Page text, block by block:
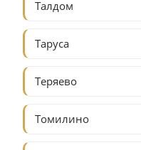
Талдом
Таруса
Теряево
Томилино